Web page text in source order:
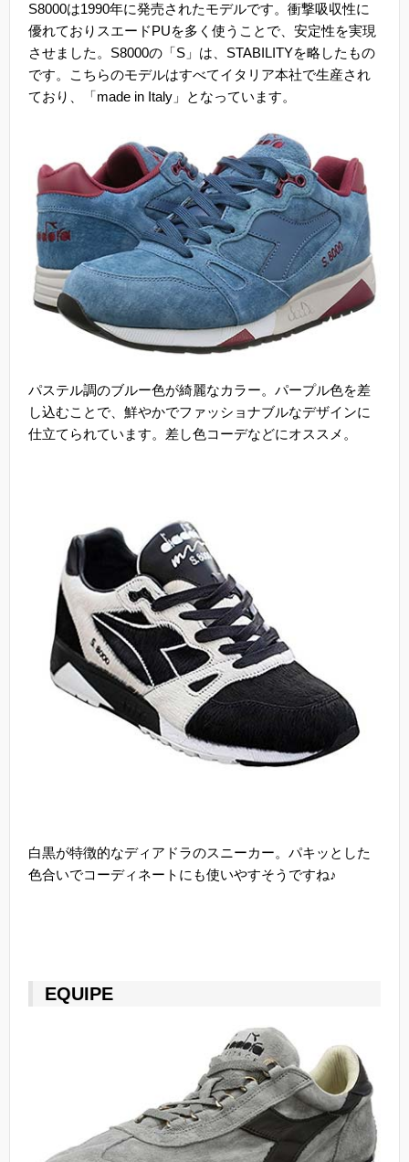
S8000は1990年に発売されたモデルです。衝撃吸収性に
優れておりスエードPUを多く使うことで、安定性を実現
させました。S8000の「S」は、STABILITYを略したもの
です。こちらのモデルはすべてイタリア本社で生産され
ており、「made in Italy」となっています。
パステル調のブルー色が綺麗なカラー。パープル色を差
し込むことで、鮮やかでファッショナブルなデザインに
仕立てられています。差し色コーデなどにオススメ。
白黒が特徴的なディアドラのスニーカー。パキッとした
色合いでコーディネートにも使いやすそうですね♪
EQUIPE